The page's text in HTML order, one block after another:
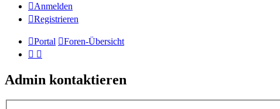
Anmelden
Registrieren
Portal Foren-Übersicht
Admin kontaktieren